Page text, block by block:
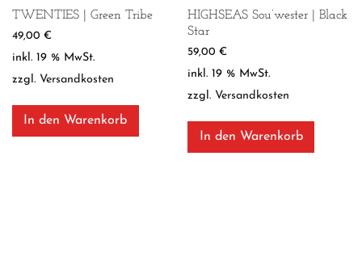
TWENTIES | Green Tribe
49,00 €
inkl. 19 % MwSt.
zzgl. Versandkosten
In den Warenkorb
HIGHSEAS Sou’wester | Black
Star
59,00€
inkl. 19 % MwSt.
zzgl. Versandkosten
In den Warenkorb